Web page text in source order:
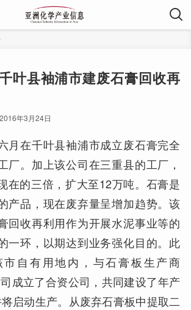
叶县袖浦市建废石膏回收再
2016年3月24日
在千叶县袖浦市成立废石膏完全
厂。加上该公司在三重县的工厂，
在的三倍，扩大至12万吨。石膏是
产品，现在废弃量呈增加趋势。该
回收再利用作为开展水泥事业等的
一环，以期达到业务强化目的。此
市自有用地内，与石膏板生产商
成立了合资公司，共同建设了年产
启动生产。从废弃石膏板中提取二